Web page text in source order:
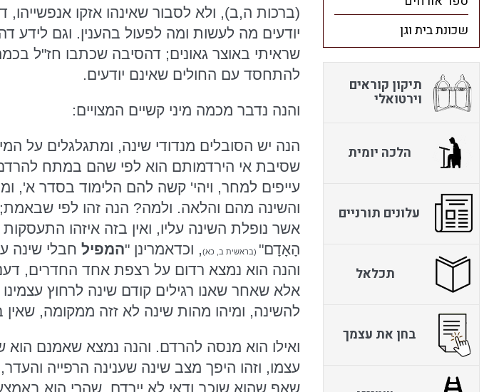
(ברכות ה,ב), ולא לסבור שאינהו אזקו
יודעים מה לעשות ומה לפעול בהענין. וגם
שראיתי באוצר גאונים; דהסיבה שכתבו חז"ל
להתחסד עם החולים שאינם יודעים.
והנה נדבר מכמה מיני קשיים המצויים:
הנה יש הסובלים מנדודי שינה, ומתגלגלים על
שסיבת אי הירדמותם הוא לפי שהם במתח
עייפים למחר, ויהי' קשה להם הלימוד בסדר א',
והשינה מהם והלאה. ולמה? הנה זהו לפי שבאמת;
אשר נופלת השינה עליו, ואין בזה איזהו
הָאָדָם" (בראשית ב, כא), וכדאמרינן "המפילחבלי שינה
והנה הוא נמצא רדום על רצפת אחד החדרים,
אלא שאחר שאנו רגילים קודם שינה לרחוץ עצמינו
להשינה, ומיהו מהות שינה לא זזה ממקומה,
ואילו הוא מנסה להרדם. והנה נמצא שאמנם
עצמו, וזהו היפך מצב שינה שענינה הרפייה
שאף שהוא שוכב ודאי לא יירדם, שהרי הוא
שכונת בית וגן
תיקון קוראים
וירטואלי
הלכה יומית
עלונים תורניים
תכלאל
בחן את עצמך